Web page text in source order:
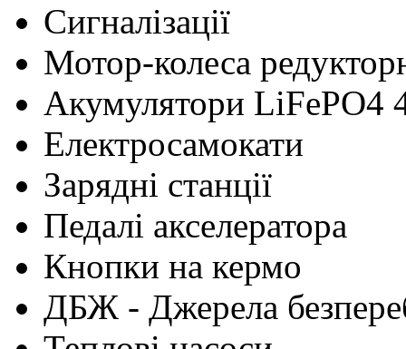
Сигналізації
Мотор-колеса
Акумулятори LiFePO4
Електросамокати
Зарядні станції
Педалі акселератора
Кнопки на кермо
ДБЖ - Джерела